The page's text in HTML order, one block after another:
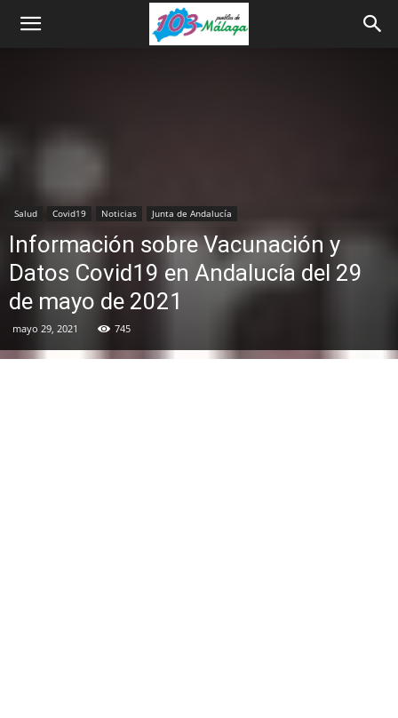
Salud Covid19 Noticias Junta de Andalucía
Información sobre Vacunación y
Datos Covid19 en Andalucía del 29
de mayo de 2021
mayo 29, 2021 745